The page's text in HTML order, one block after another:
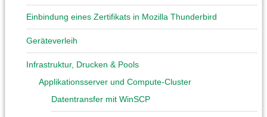
Einbindung eines Zertifikats in Mozilla Thunderbird
Geräteverleih
Infrastruktur, Drucken & Pools
Applikationsserver und Compute-Cluster
Datentransfer mit WinSCP